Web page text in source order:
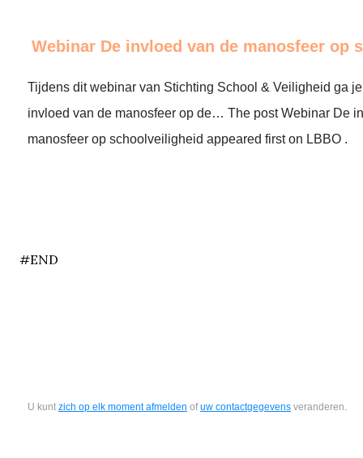
Webinar De invloed van de manosfeer op
Tijdens dit webinar van Stichting School & Veiligheid ga
invloed van de manosfeer op de… The post Webinar De
manosfeer op schoolveiligheid appeared first on LBBO .
#END
U kunt zich op elk moment afmelden ofuw contactgegevens veranderen.